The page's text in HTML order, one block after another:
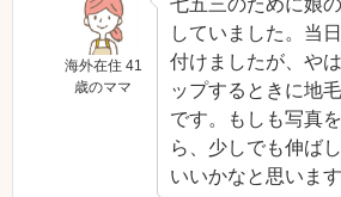
海外在住 41
歳のママ
七五三のために娘
していました。当
付けましたが、や
ップするときに地
です。もしも写真
ら、少しでも伸ば
いいかなと思います